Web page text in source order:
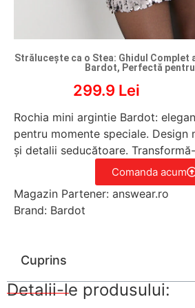
Strălucește ca o Stea: Ghidul Complet
Bardot, Perfectă pentru
299.9 Lei
Rochia mini argintie Bardot:
pentru momente speciale. Design
și detalii seducătoare.
Comanda acum
Magazin Partener: answear.ro
Brand: Bardot
Cuprins
Detalii-le produsului: